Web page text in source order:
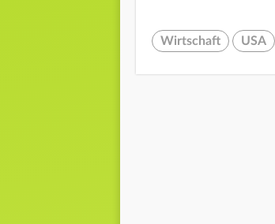
Wirtschaft USA